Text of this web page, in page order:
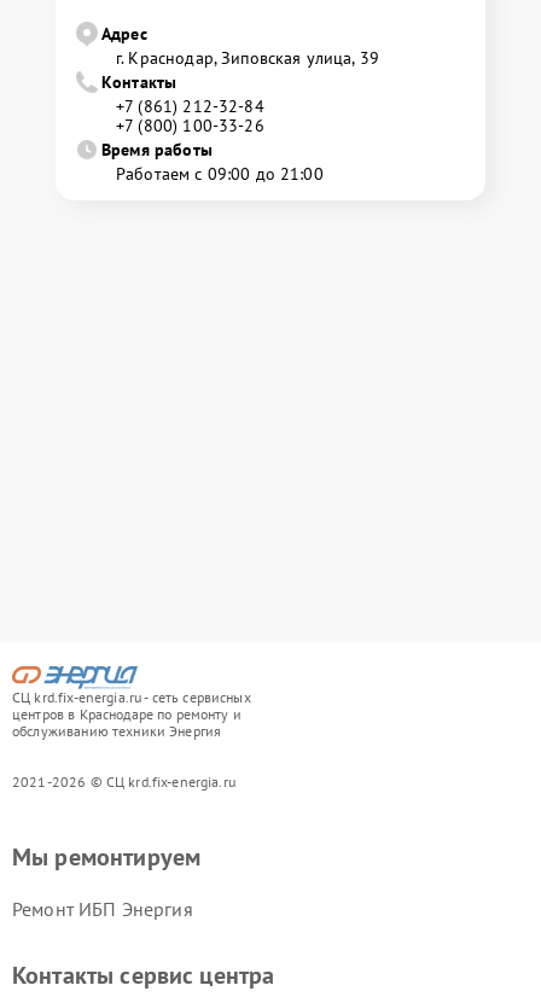
Адрес
г. Краснодар, Зиповская улица, 39
Контакты
+7 (861) 212-32-84
+7 (800) 100-33-26
Время работы
Работаем с 09:00 до 21:00
СЦ krd.fix-energia.ru - сеть сервисных
центров в Краснодаре по ремонту и
обслуживанию техники Энергия
2021-2026 © СЦ krd.fix-energia.ru
Мы ремонтируем
Ремонт ИБП Энергия
Контакты сервис центра